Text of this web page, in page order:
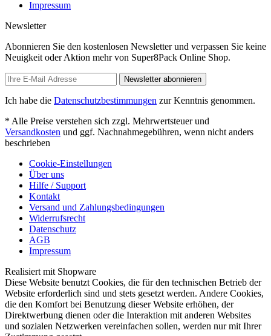
Impressum
Newsletter
Abonnieren Sie den kostenlosen Newsletter und verpassen Sie keine
Neuigkeit oder Aktion mehr von Super8Pack Online Shop.
Newsletter abonnieren
Ich habe die Datenschutzbestimmungen zur Kenntnis genommen.
* Alle Preise verstehen sich zzgl. Mehrwertsteuer und
Versandkosten und ggf. Nachnahmegebühren, wenn nicht anders
beschrieben
Cookie-Einstellungen
Über uns
Hilfe / Support
Kontakt
Versand und Zahlungsbedingungen
Widerrufsrecht
Datenschutz
AGB
Impressum
Realisiert mit Shopware
Diese Website benutzt Cookies, die für den technischen Betrieb der
Website erforderlich sind und stets gesetzt werden. Andere Cookies,
die den Komfort bei Benutzung dieser Website erhöhen, der
Direktwerbung dienen oder die Interaktion mit anderen Websites
und sozialen Netzwerken vereinfachen sollen, werden nur mit Ihrer